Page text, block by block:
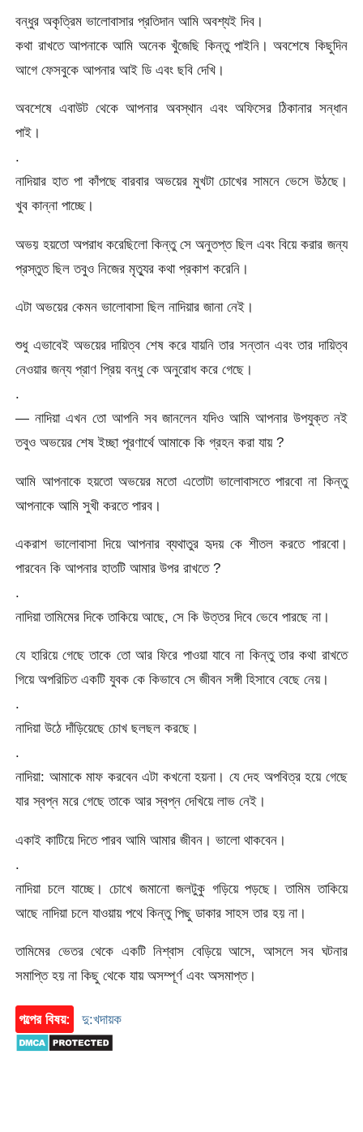
বন্ধুর অকৃত্রিম ভালোবাসার প্রতিদান আমি অবশ্যই দিব।
কথা রাখতে আপনাকে আমি অনেক খুঁজেছি কিন্তু পাইনি। অবশেষে কিছুদিন
আগে ফেসবুকে আপনার আই ডি এবং ছবি দেখি।
অবশেষে এবাউট থেকে আপনার অবস্থান এবং অফিসের ঠিকানার সন্ধান
পাই।
.
নাদিয়ার হাত পা কাঁপছে বারবার অভয়ের মুখটা চোখের সামনে ভেসে উঠছে।
খুব কান্না পাচ্ছে।
অভয় হয়তো অপরাধ করেছিলো কিন্তু সে অনুতপ্ত ছিল এবং বিয়ে করার জন্য
প্রস্তুত ছিল তবুও নিজের মৃত্যুর কথা প্রকাশ করেনি।
এটা অভয়ের কেমন ভালোবাসা ছিল নাদিয়ার জানা নেই।
শুধু এভাবেই অভয়ের দায়িত্ব শেষ করে যায়নি তার সন্তান এবং তার দায়িত্ব
নেওয়ার জন্য প্রাণ প্রিয় বন্ধু কে অনুরোধ করে গেছে।
.
— নাদিয়া এখন তো আপনি সব জানলেন যদিও আমি আপনার উপযুক্ত নই
তবুও অভয়ের শেষ ইচ্ছা পূরণার্থে আমাকে কি গ্রহন করা যায় ?
আমি আপনাকে হয়তো অভয়ের মতো এতোটা ভালোবাসতে পারবো না কিন্তু
আপনাকে আমি সুখী করতে পারব।
একরাশ ভালোবাসা দিয়ে আপনার ব্যথাতুর হৃদয় কে শীতল করতে পারবো।
পারবেন কি আপনার হাতটি আমার উপর রাখতে ?
.
নাদিয়া তামিমের দিকে তাকিয়ে আছে, সে কি উত্তর দিবে ভেবে পারছে না।
যে হারিয়ে গেছে তাকে তো আর ফিরে পাওয়া যাবে না কিন্তু তার কথা রাখতে
গিয়ে অপরিচিত একটি যুবক কে কিভাবে সে জীবন সঙ্গী হিসাবে বেছে নেয়।
.
নাদিয়া উঠে দাঁড়িয়েছে চোখ ছলছল করছে।
.
নাদিয়া: আমাকে মাফ করবেন এটা কখনো হয়না। যে দেহ অপবিত্র হয়ে গেছে
যার স্বপ্ন মরে গেছে তাকে আর স্বপ্ন দেখিয়ে লাভ নেই।
একাই কাটিয়ে দিতে পারব আমি আমার জীবন। ভালো থাকবেন।
.
নাদিয়া চলে যাচ্ছে। চোখে জমানো জলটুকু গড়িয়ে পড়ছে। তামিম তাকিয়ে
আছে নাদিয়া চলে যাওয়ায় পথে কিন্তু পিছু ডাকার সাহস তার হয় না।
তামিমের ভেতর থেকে একটি নিশ্বাস বেড়িয়ে আসে, আসলে সব ঘটনার
সমাপ্তি হয় না কিছু থেকে যায় অসম্পূর্ণ এবং অসমাপ্ত।
গল্পের বিষয়: দু:খদায়ক